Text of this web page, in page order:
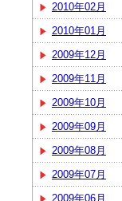
2010年02月
2010年01月
2009年12月
2009年11月
2009年10月
2009年09月
2009年08月
2009年07月
2009年06月